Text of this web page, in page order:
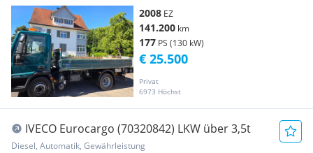
2008 EZ
141.200 km
177 PS (130 kW)
Privat
6973 Höchst
€ 25.500
IVECO Eurocargo (70320842) LKW über 3,5t
Diesel, Automatik, Gewährleistung